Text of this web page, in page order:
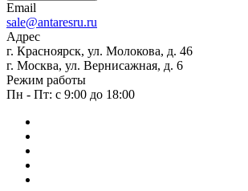
Email
sale@antaresru.ru
Адрес
г. Красноярск, ул. Молокова, д. 46
г. Москва, ул. Вернисажная, д. 6
Режим работы
Пн - Пт: с 9:00 до 18:00